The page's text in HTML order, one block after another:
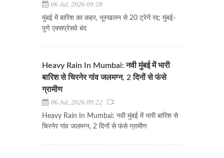
06 Jul, 2026 09:28
मुंबई में बारिश का कहर, भूस्खलन से 20 ट्रेनें रद्द; मुंबई-
पुणे एक्सप्रेसवे बंद
Heavy Rain In Mumbai: नवी मुंबई में भारी
बारिश से चिरनेर गांव जलमग्न, 2 दिनों से फंसे
ग्रामीण
06 Jul, 2026 09:22
Heavy Rain In Mumbai: नवी मुंबई में भारी बारिश से
चिरनेर गांव जलमग्न, 2 दिनों से फंसे ग्रामीण